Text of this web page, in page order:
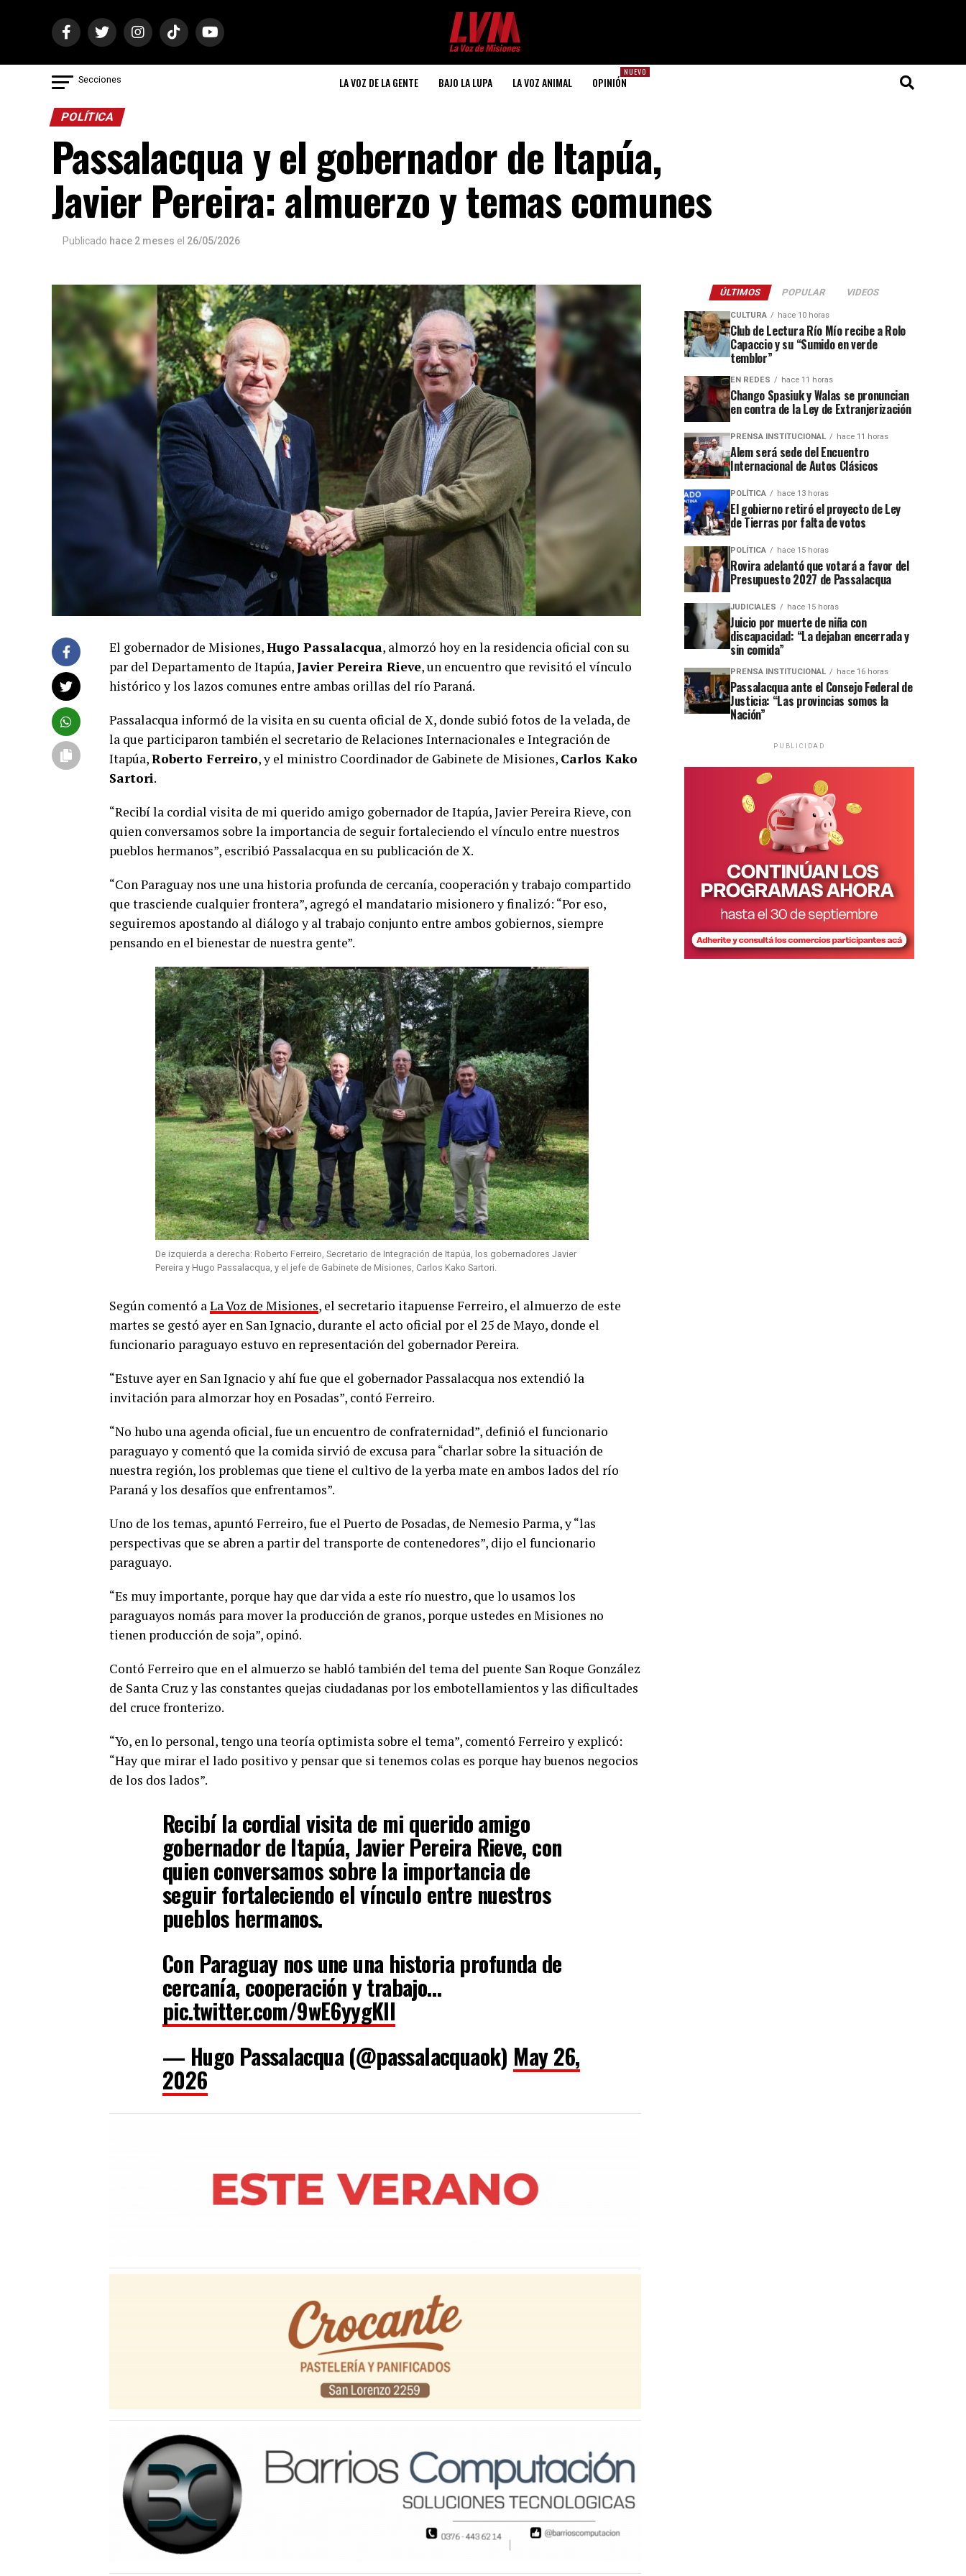
Secciones LA VOZ DE LA GENTE BAJO LA LUPA LA VOZ ANIMAL
NUEVO
OPINIÓN
POLÍTICA
Passalacqua y el gobernador de Itapúa,
Javier Pereira: almuerzo y temas comunes
Publicado hace 2 meses el 26/05/2026
El gobernador de Misiones,Hugo Passalacqua, almorzó hoy en la residencia oficial con su
par del Departamento de Itapúa,Javier Pereira Rieve, un encuentro que revisitó el vínculo
histórico y los lazos comunes entre ambas orillas del río Paraná.
Passalacqua informó de la visita en su cuenta oficial de X, donde subió fotos de la velada, de
la que participaron también el secretario de Relaciones Internacionales e Integración de
Itapúa,Roberto Ferreiro, y el ministro Coordinador de Gabinete de Misiones, Carlos Kako
Sartori.
“Recibí la cordial visita de mi querido amigo gobernador de Itapúa, Javier Pereira Rieve, con
quien conversamos sobre la importancia de seguir fortaleciendo el vínculo entre nuestros
pueblos hermanos”, escribió Passalacqua en su publicación de X.
“Con Paraguay nos une una historia profunda de cercanía, cooperación y trabajo compartido
que trasciende cualquier frontera”, agregó el mandatario misionero y finalizó: “Por eso,
seguiremos apostando al diálogo y al trabajo conjunto entre ambos gobiernos, siempre
pensando en el bienestar de nuestra gente”.
De izquierda a derecha: Roberto Ferreiro, Secretario de Integración de Itapúa, los gobernadores Javier
Pereira y Hugo Passalacqua, y el jefe de Gabinete de Misiones, Carlos Kako Sartori.
Según comentó aLa Voz de Misiones, el secretario itapuense Ferreiro, el almuerzo de este
martes se gestó ayer en San Ignacio, durante el acto oficial por el 25 de Mayo, donde el
funcionario paraguayo estuvo en representación del gobernador Pereira.
“Estuve ayer en San Ignacio y ahí fue que el gobernador Passalacqua nos extendió la
invitación para almorzar hoy en Posadas”, contó Ferreiro.
“No hubo una agenda oficial, fue un encuentro de confraternidad”, definió el funcionario
paraguayo y comentó que la comida sirvió de excusa para “charlar sobre la situación de
nuestra región, los problemas que tiene el cultivo de la yerba mate en ambos lados del río
Paraná y los desafíos que enfrentamos”.
Uno de los temas, apuntó Ferreiro, fue el Puerto de Posadas, de Nemesio Parma, y “las
perspectivas que se abren a partir del transporte de contenedores”, dijo el funcionario
paraguayo.
“Es muy importante, porque hay que dar vida a este río nuestro, que lo usamos los
paraguayos nomás para mover la producción de granos, porque ustedes en Misiones no
tienen producción de soja”, opinó.
Contó Ferreiro que en el almuerzo se habló también del tema del puente San Roque González
de Santa Cruz y las constantes quejas ciudadanas por los embotellamientos y las dificultades
del cruce fronterizo.
“Yo, en lo personal, tengo una teoría optimista sobre el tema”, comentó Ferreiro y explicó:
“Hay que mirar el lado positivo y pensar que si tenemos colas es porque hay buenos negocios
de los dos lados”.
Recibí la cordial visita de mi querido amigo
gobernador de Itapúa, Javier Pereira Rieve, con
quien conversamos sobre la importancia de
seguir fortaleciendo el vínculo entre nuestros
pueblos hermanos.
Con Paraguay nos une una historia profunda de
cercanía, cooperación y trabajo…
pic.twitter.com/9wE6yygKlI
— Hugo Passalacqua (@passalacquaok) May 26,
2026
ÚLTIMOS POPULAR VIDEOS
CULTURA hace 10 horas
Club de Lectura Río Mío recibe a Rolo
Capaccio y su “Sumido en verde
temblor”
EN REDES hace 11 horas
Chango Spasiuk y Walas se pronuncian
en contra de la Ley de Extranjerización
PRENSA INSTITUCIONAL hace 11 horas
Alem será sede del Encuentro
Internacional de Autos Clásicos
POLÍTICA hace 13 horas
El gobierno retiró el proyecto de Ley
de Tierras por falta de votos
POLÍTICA hace 15 horas
Rovira adelantó que votará a favor del
Presupuesto 2027 de Passalacqua
JUDICIALES hace 15 horas
Juicio por muerte de niña con
discapacidad: “La dejaban encerrada y
sin comida”
PRENSA INSTITUCIONAL hace 16 horas
Passalacqua ante el Consejo Federal de
Justicia: “Las provincias somos la
Nación”
PUBLICIDAD